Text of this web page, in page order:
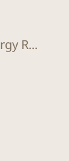
R...